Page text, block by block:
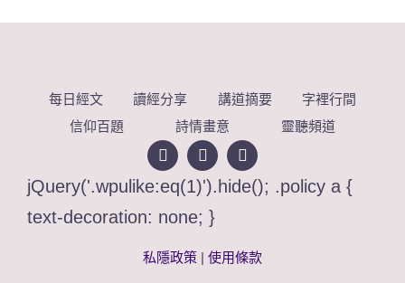
每日經文 讀經分享 講道摘要
字裡行間
信仰百題
詩情畫意 靈聽頻道
jQuery('.wpulike:eq(1)').hide(); .policy a {
text-decoration: none; }
私隱政策 | 使用條款